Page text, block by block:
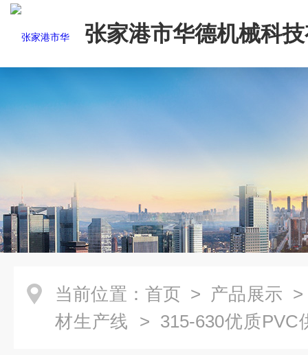
张家港市华德机械科
司
当前位置： 首页 > 产品展示
材生产线 > 315-630优质PVC